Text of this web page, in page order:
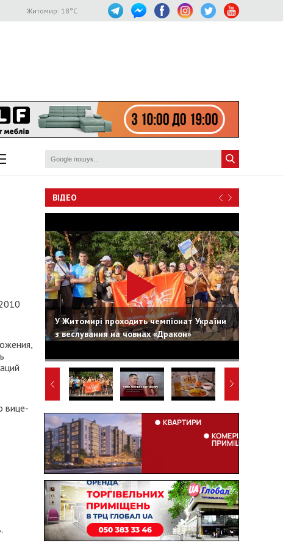
Житомир: 18°C
вице-
ВІДЕО
У Житомирі проходить чемпіонат України
з веслування на човнах «Дракон»